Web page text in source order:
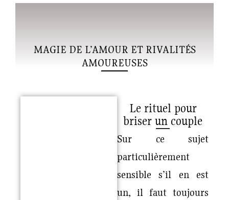
MAGIE DE L’AMOUR ET RIVALITÉS
AMOUREUSES
Le rituel pour
briser un couple
Sur ce sujet
particulièrement
sensible s’il en est
un, il faut toujours